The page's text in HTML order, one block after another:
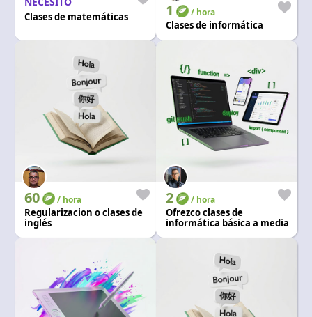
Clases de matemáticas 1 / hora
Clases de informática
60 / hora
Regularizacion o clases de
inglés
2 / hora
Ofrezco clases de
informática básica a media